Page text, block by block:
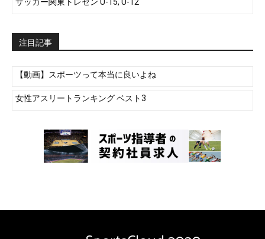
注目記事
【動画】スポーツって本当に良いよね
女性アスリートランキング ベスト3